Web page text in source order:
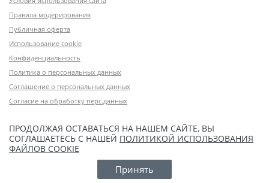
Правила модерирования
Публичная оферта
Использование cookie
Конфиденциальность
Политика о персональных данных
Соглашение о персональных данных
Согласие на обработку перс.данных
ПРОДОЛЖАЯ ОСТАВАТЬСЯ НА НАШЕМ САЙТЕ, ВЫ
СОГЛАШАЕТЕСЬ С НАШЕЙ ПОЛИТИКОЙ ИСПОЛЬЗОВАНИЯ
ФАЙЛОВ COOKIE
Принять